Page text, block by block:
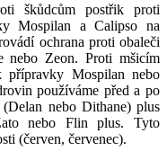
škůdcům postřik proti
Mospilan a Calipso na
ochrana proti obaleči
nebo Zeon. Proti mšicím
Mospilan nebo
používáme před a po
nebo Dithane) plus
nebo Flin plus. Tyto
(červen, červenec).